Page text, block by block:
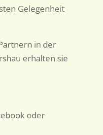
Gelegenheit
in der
erhalten sie
oder